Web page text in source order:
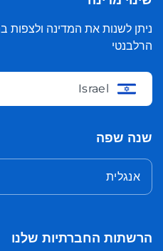
ניתן לשנות את המדינה ולצפות
הרלבנטי
Israel
שנה שפה
אנגלית
הרשתות החברתיות שלנו